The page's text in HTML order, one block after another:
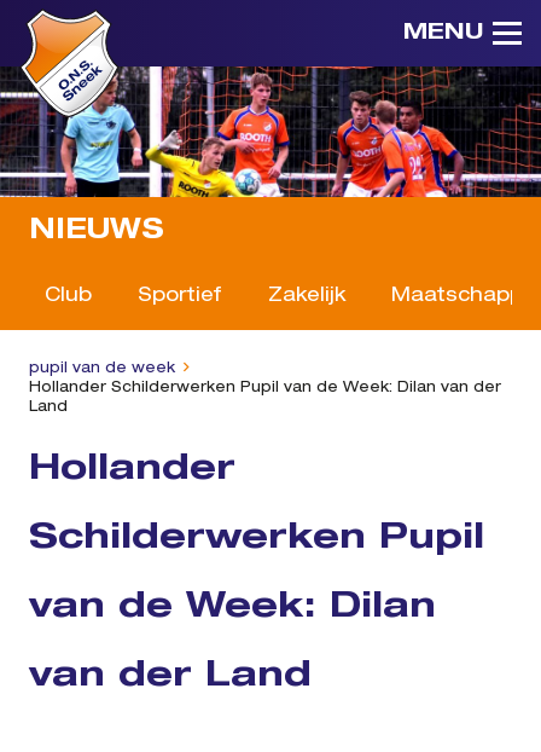
MENU
NIEUWS
Club Sportief Zakelijk
pupil van de week
Hollander Schilderwerken Pupil van de Week: Dilan van der
Land
Hollander
Schilderwerken Pupil
van de Week: Dilan
van der Land